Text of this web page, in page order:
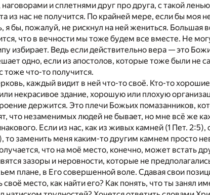
и сплетнями друг про друга, с такой
из нас не получится. По крайней мере, если бы моя
я бы, пожалуй, не рискнул на ней жениться. Большая
что в вечности мы тоже будем все вместе. Не
избирает. Ведь если действительно вера — это
одно, если из апостолов, которые тоже были
тоже что-то получится.
каждый видит в ней что-то своё. Кто-то
некрасивое здание, хорошую или плохую
держится. Это плечи Божьих помазанников,
что незаменимых людей не бывает, но мне всё же
Если из нас, как из живых камней (1 Пет.
то заменить меня каким-то другим камнем просто
что на моё место, конечно, может встать
зазоры и неровности, которые не
плане, в Его совершенной воле. Сдавая свои
своё место, как найти его? Как понять, что ты занял